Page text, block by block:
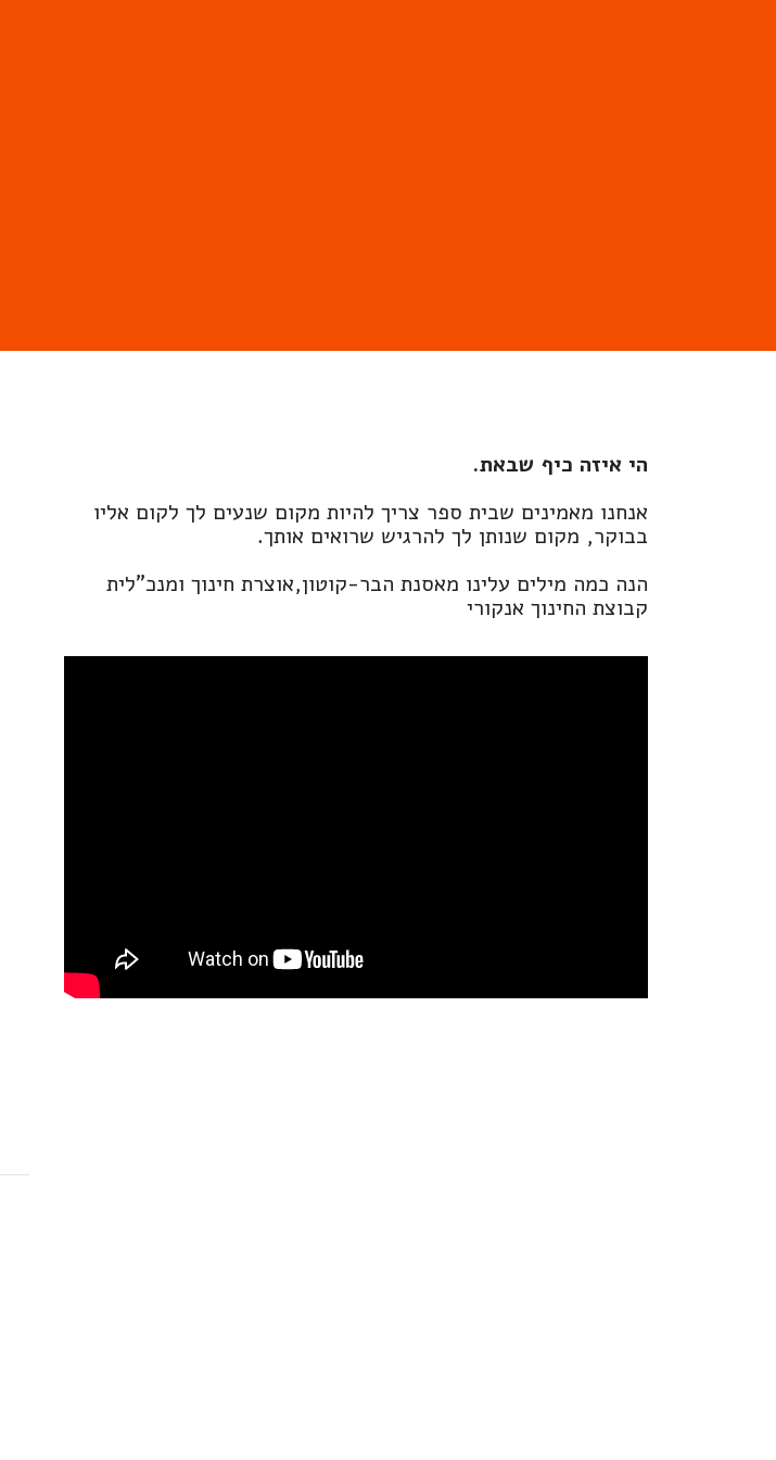
הי איזה כיף שבאת.
אנחנו מאמינים שבית ספר צריך להיות מקום שנעים לך לקום אליו
בבוקר, מקום שנותן לך להרגיש שרואים אותך.
הנה כמה מילים עלינו מאסנת הבר-קוטון,אוצרת חינוך ומנכ"לית
קבוצת החינוך אנקורי